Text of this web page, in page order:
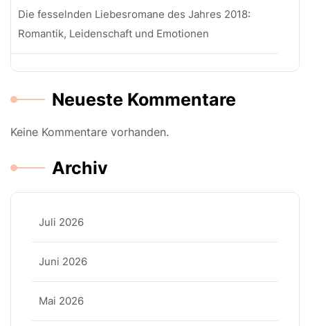
Die fesselnden Liebesromane des Jahres 2018:
Romantik, Leidenschaft und Emotionen
Neueste Kommentare
Keine Kommentare vorhanden.
Archiv
Juli 2026
Juni 2026
Mai 2026